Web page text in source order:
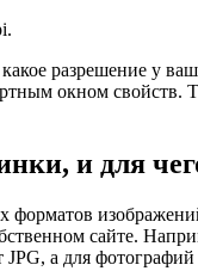
разрешение у
окном
и для
форматов
сайте.
JPG, а для